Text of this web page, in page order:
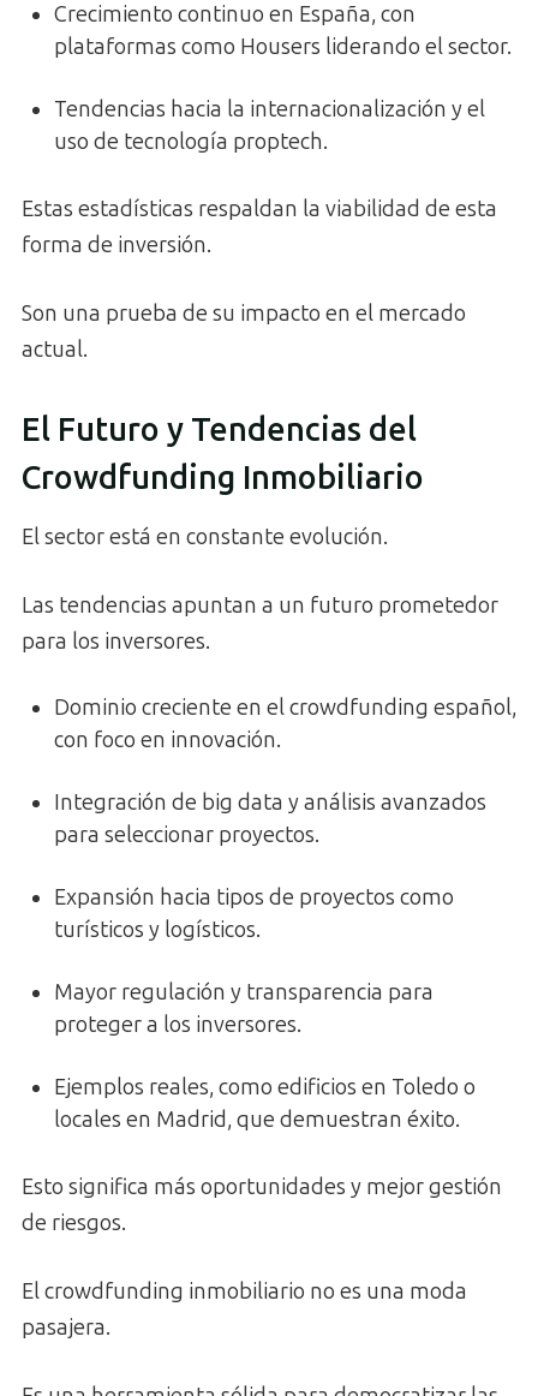
Crecimiento continuo en España, con
plataformas como Housers liderando el sector.
Tendencias hacia la internacionalización y el
uso de tecnología proptech.
Estas estadísticas respaldan la viabilidad de esta
forma de inversión.
Son una prueba de su impacto en el mercado
actual.
El Futuro y Tendencias del
Crowdfunding Inmobiliario
El sector está en constante evolución.
Las tendencias apuntan a un futuro prometedor
para los inversores.
Dominio creciente en el crowdfunding español,
con foco en innovación.
Integración de big data y análisis avanzados
para seleccionar proyectos.
Expansión hacia tipos de proyectos como
turísticos y logísticos.
Mayor regulación y transparencia para
proteger a los inversores.
Ejemplos reales, como edificios en Toledo o
locales en Madrid, que demuestran éxito.
Esto significa más oportunidades y mejor gestión
de riesgos.
El crowdfunding inmobiliario no es una moda
pasajera.